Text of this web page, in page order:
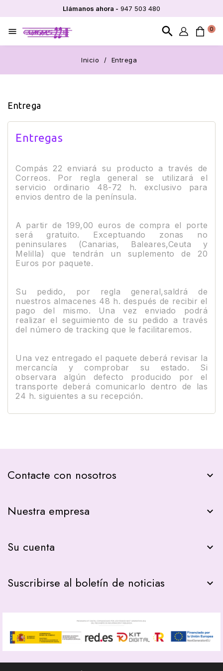
Llámanos ahora - 947 503 480
0
search

Inicio Entrega
Entrega
Entregas
Compás 22 enviará su producto a través de
Correos. Por regla general se utilizará el
servicio ordinario 48-72 h. exclusivo para
envios dentro de la península.
A partir de 199,00 euros de compra el porte
será gratuito. Exceptuando zonas no
peninsulares (Canarias, Baleares,Ceuta y
Melilla) que tendrán un suplemento de 20
Euros por paquete.
Su pedido, por regla general,saldrá de
nuestros almacenes 48 h. después de recibir el
pago del mismo. Una vez enviado podrá
realizar el seguimiento de su pedido a través
del número de tracking que le facilitaremos.
Una vez entregado el paquete deberá revisar la
mercancía y comprobar su estado. Si
observara algún defecto producido por el
transporte deberá comunicarlo dentro de las
24 h. siguientes a su recepción.
Contacte con nosotros keyboard_arrow_down
Nuestra empresa 
Su cuenta 
Suscribirse al boletín de noticias 